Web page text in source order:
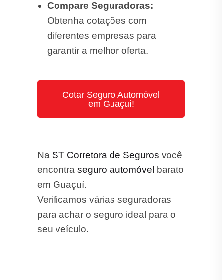
Compare Seguradoras:
Obtenha cotações com
diferentes empresas para
garantir a melhor oferta.
Cotar Seguro Automóvel
em Guaçuí!
Na ST Corretora de Seguros você
encontra seguro automóvel
barato
em Guaçuí.
Verificamos várias seguradoras
para achar o seguro ideal para o
seu veículo.